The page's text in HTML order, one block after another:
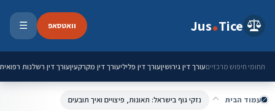
Jus Tice וואטסאפ ☰
תחומי חיפוש מרכזייםעורך דין גירושיןעורך דין פליליעורך דין מקרקעיןעורך דין רשלנות רפואית
עמוד הבית נזקי גוף בישראל: תאונות, פיצויים ואיך תובעים